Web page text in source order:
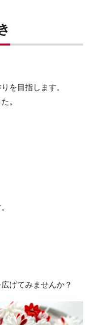
を目指します。
。
げてみませんか？